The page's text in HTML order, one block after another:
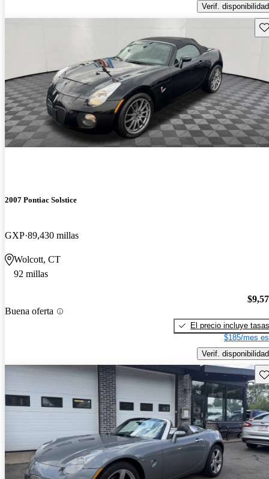
Verif. disponibilidad
2007 Pontiac Solstice
GXP 89,430 millas
Wolcott, CT
92 millas
Buena oferta
El precio incluye tasas
$185/mes
Verif. disponibilidad